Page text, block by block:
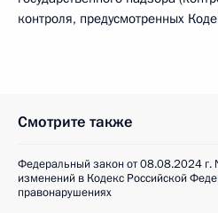
контроля, предусмотренных
Смотрите также
Федеральный закон от 08.08.2024
изменений в Кодекс Российской
правонарушениях